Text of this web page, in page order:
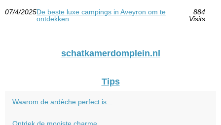
07/4/2025De beste luxe campings in Aveyron om te
ontdekken
884
Visits
schatkamerdomplein.nl
Tips
Waarom de ardèche perfect is...